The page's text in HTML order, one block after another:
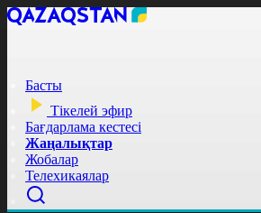
Басты
Тікелей эфир
Бағдарлама кестесі
Жаңалықтар
Жобалар
Телехикаялар